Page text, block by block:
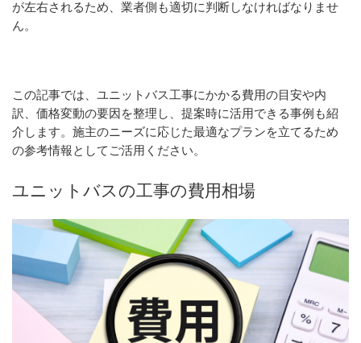
が左右されるため、業者側も適切に判断しなければなりませ
ん。
この記事では、ユニットバス工事にかかる費用の目安や内
訳、価格変動の要因を整理し、提案時に活用できる事例も紹
介します。施主のニーズに応じた最適なプランを立てるため
の参考情報としてご活用ください。
ユニットバスの工事の費用相場